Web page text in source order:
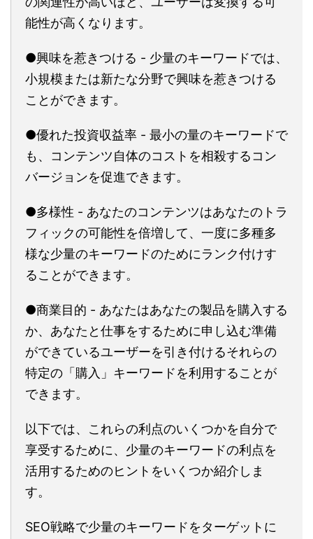
能性が高くなります。
●興味を惹きつける - 少量のキーワードでは、
小規模または新たな分野で興味を惹きつける
ことができます。
●優れた投資収益率 - 最小の量のキーワードで
も、コンテンツ自体のコストを相殺するコン
バージョンを促進できます。
●多様性 - あなたのコンテンツはあなたのトラ
フィックの可能性を倍増して、一度に多種多
様な少量のキーワードのためにランク付けす
ることができます。
●商業目的 - あなたはあなたの製品を購入する
か、あなたと仕事をするために申し込む準備
ができているユーザーを引き付けるそれらの
特定の「購入」キーワードを利用することが
できます。
以下では、これらの利点のいくつかを自分で
享受するために、少量のキーワードの利点を
活用するためのヒントをいくつか紹介しま
す。
SEO戦略で少量のキーワードをターゲットに